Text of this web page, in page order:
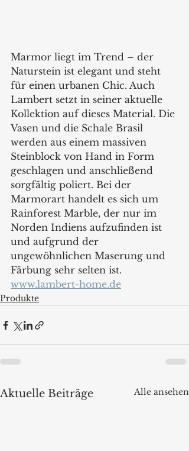
Marmor liegt im Trend – der
Naturstein ist elegant und steht
für einen urbanen Chic. Auch
Lambert setzt in seiner aktuelle
Kollektion auf dieses Material. Die
Vasen und die Schale Brasil
werden aus einem massiven
Steinblock von Hand in Form
geschlagen und anschließend
sorgfältig poliert. Bei der
Marmorart handelt es sich um
Rainforest Marble, der nur im
Norden Indiens aufzufinden ist
und aufgrund der
ungewöhnlichen Maserung und
Färbung sehr selten ist.
www.lambert-home.de
Produkte
Aktuelle Beiträge Alle ansehen